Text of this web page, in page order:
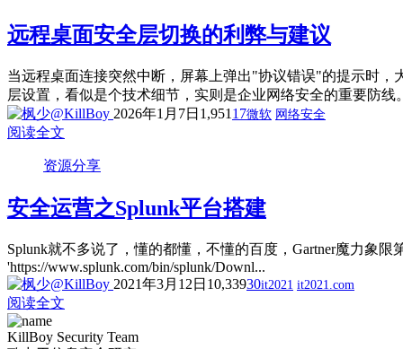
远程桌面安全层切换的利弊与建议
当远程桌面连接突然中断，屏幕上弹出"协议错误"的提示时
层设置，看似是个技术细节，实则是企业网络安全的重要防
2026年1月7日 1,951 17微软 网络安全
阅读全文
资源分享
安全运营之Splunk平台搭建
Splunk就不多说了，懂的都懂，不懂的百度，Gartner魔力象限
'https://www.splunk.com/bin/splunk/Downl...
2021年3月12日 10,33930it2021 it2021.com
阅读全文
KillBoy Security Team